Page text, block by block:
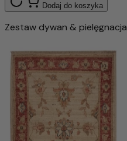
Dodaj do koszyka
Zestaw dywan & pielęgnacja